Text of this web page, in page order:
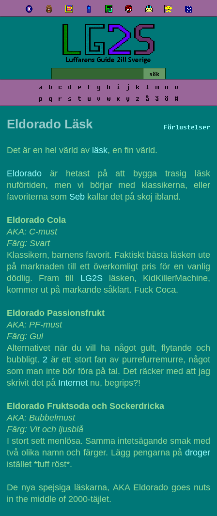
a b c d e f g h i j k l m n
o
p
q r s t u v w x y z å ä ö #
Förlustelser
Eldorado Läsk
Det är en hel värld av läsk, en fin värld.
Eldorado är hetast på att bygga trasig läsk
nuförtiden, men vi börjar med klassikerna, eller
favoriterna som Seb kallar det på skoj ibland.
Eldorado Cola
AKA: C-must
Färg: Svart
Klassikern, barnens favorit. Faktiskt bästa läsken ute
på marknaden till ett överkomligt pris för en vanlig
dödlig. Fram till LG2S läsken, KidKillerMachine,
kommer ut på markande såklart. Fuck Coca.
Eldorado Passionsfrukt
AKA: PF-must
Färg: Gul
Alternativet när du vill ha något gult, flytande och
bubbligt. 2 är ett stort fan av purrefurremurre, något
som man inte bör föra på tal. Det räcker med att jag
skrivit det på Internet nu, begrips?!
Eldorado Fruktsoda och Sockerdricka
AKA: Bubbelmust
Färg: Vit och ljusblå
I stort sett menlösa. Samma intetsägande smak med
två olika namn och färger. Lägg pengarna på droger
istället *tuff röst*.
De nya spejsiga läskarna, AKA Eldorado goes nuts
in the middle of 2000-täjlet.